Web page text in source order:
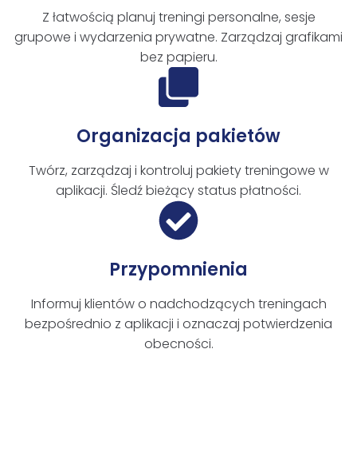
Z łatwością planuj treningi personalne, sesje
grupowe i wydarzenia prywatne. Zarządzaj grafikami
bez papieru.
Organizacja pakietów
Twórz, zarządzaj i kontroluj pakiety treningowe w
aplikacji. Śledź bieżący status płatności.
Przypomnienia
Informuj klientów o nadchodzących treningach
bezpośrednio z aplikacji i oznaczaj potwierdzenia
obecności.